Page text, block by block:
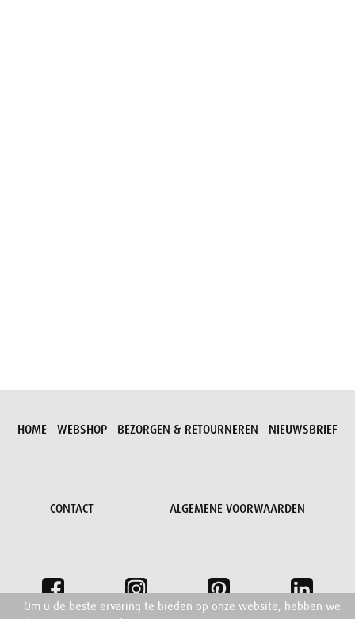
HOME WEBSHOP BEZORGEN & RETOURNEREN NIEUWSBRIEF
CONTACT ALGEMENE VOORWAARDEN
Om u de beste ervaring te bieden op onze website, hebben we